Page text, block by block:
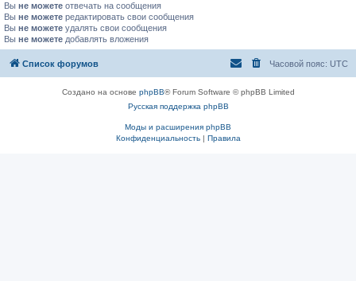
Вы не можете отвечать на сообщения
Вы не можете редактировать свои сообщения
Вы не можете удалять свои сообщения
Вы не можете добавлять вложения
Список форумов Часовой пояс: UTC
Создано на основе phpBB® Forum Software © phpBB Limited
Русская поддержка phpBB
Моды и расширения phpBB
Конфиденциальность| Правила